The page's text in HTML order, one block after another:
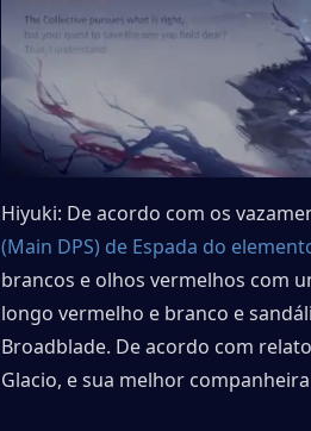
Hiyuki: De acordo com os
(Main DPS) de Espada do
brancos e olhos vermelhos com
longo vermelho e branco e
Broadblade. De acordo com
Glacio, e sua melhor